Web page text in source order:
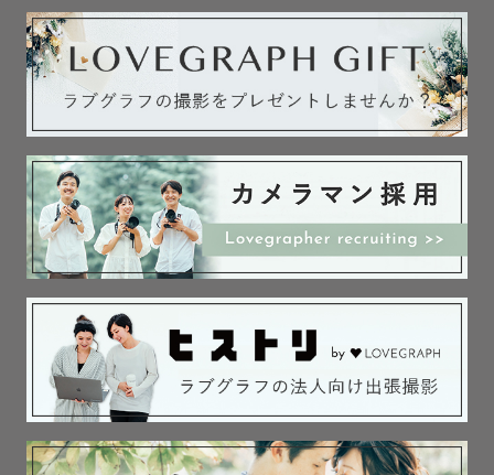
える場合は超過分の交通費をいただきますのでご予約前に
必ずご確認ください。⚠️⚠️